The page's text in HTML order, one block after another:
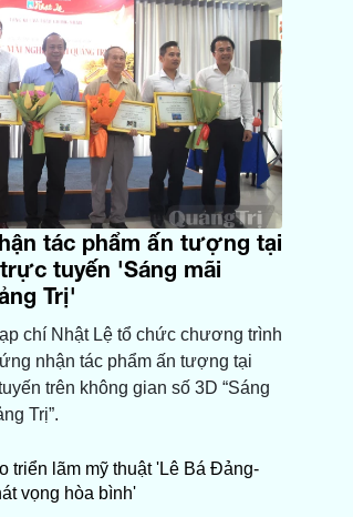
tác phẩm ấn tượng tại
tuyến 'Sáng mãi
Trị'
chí Nhật Lệ tổ chức chương trình
nhận tác phẩm ấn tượng tại
trên không gian số 3D “Sáng
Trị”.
triển lãm mỹ thuật 'Lê Bá Đảng-
vọng hòa bình'